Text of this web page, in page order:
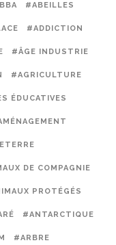
#ABEILLES
#ADDICTION
#ÂGE INDUSTRIE
#AGRICULTURE
ÉDUCATIVES
DE COMPAGNIE
PROTÉGÉS
#ANTARCTIQUE
#ARBRE